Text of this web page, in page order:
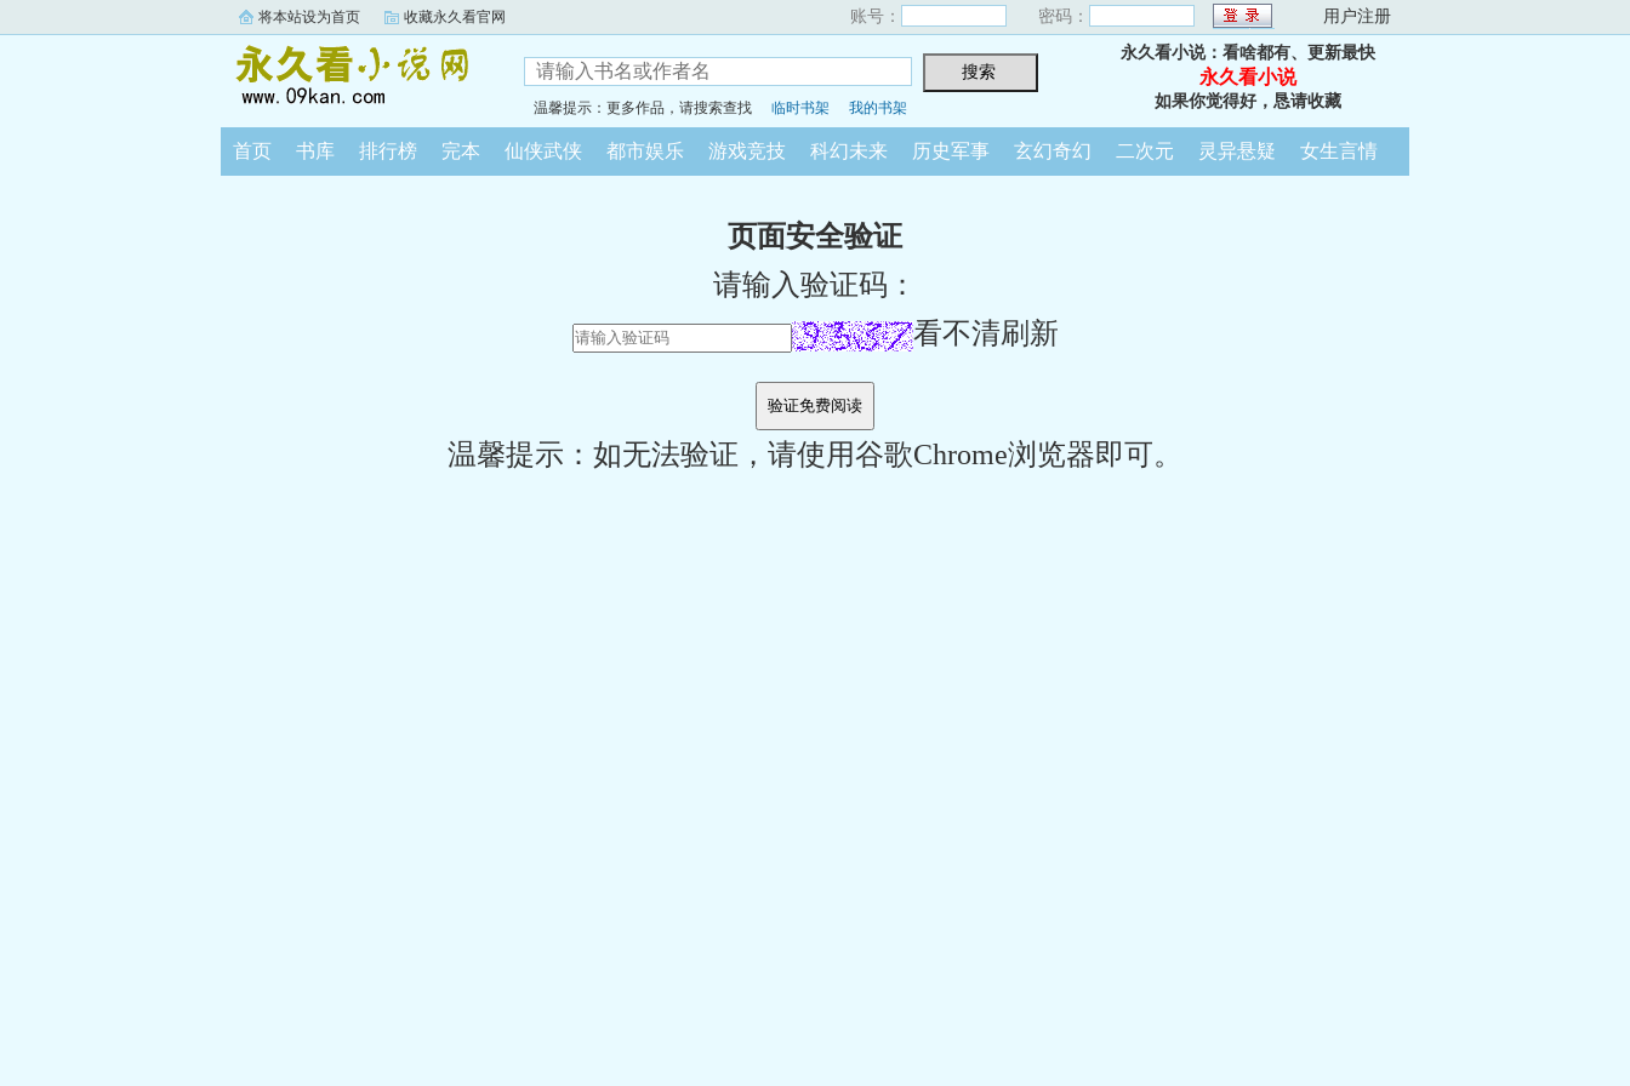
将本站设为首页 收藏永久看官网 账号： 密码： 用户注册
温馨提示：更多作品，请搜索查找 临时书架 我的书架
永久看小说：看啥都有、更新最快
永久看小说
如果你觉得好，恳请收藏
首页 书库 排行榜 完本 仙侠武侠 都市娱乐 游戏竞技 科幻未来 历史军事 玄幻奇幻 二次元 灵异悬疑 女生言情
页面安全验证
请输入验证码：
看不清刷新
温馨提示：如无法验证，请使用谷歌Chrome浏览器即可。